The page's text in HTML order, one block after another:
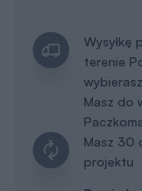
Wysyłkę
terenie
Masz do
Masz 30
projektu